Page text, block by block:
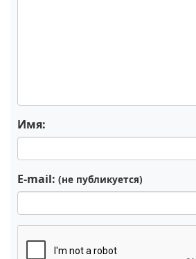
Имя:
E-mail: (не публикуется)